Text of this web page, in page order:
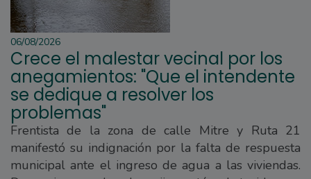
06/08/2026
Crece el malestar vecinal por los
anegamientos: "Que el intendente
se dedique a resolver los
problemas"
Frentista de la zona de calle Mitre y Ruta 21
manifestó su indignación por la falta de respuesta
municipal ante el ingreso de agua a las viviendas.